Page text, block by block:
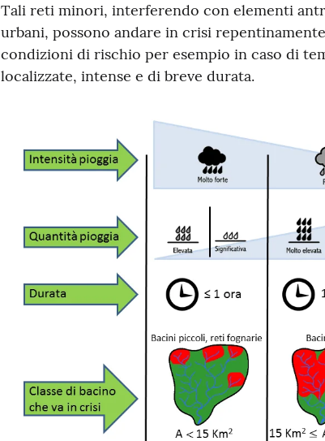
Tali reti minori, interferendo con elementi
urbani, possono andare in crisi
condizioni di rischio per esempio in caso di
localizzate, intense e di breve durata.